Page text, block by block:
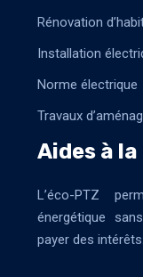
Rénovation
Installation
Norme électrique
Travaux
Aides à
L’éco-PTZ
énergétique
payer des intérêts.